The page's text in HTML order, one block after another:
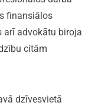
finansiālos
arī advokātu biroja
citām
dzīvesvietā